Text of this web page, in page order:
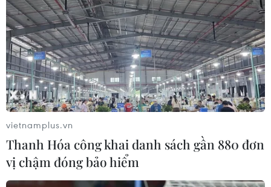
vietnamplus.vn
Thanh Hóa công khai danh sách gần 880 đơn
vị chậm đóng bảo hiểm